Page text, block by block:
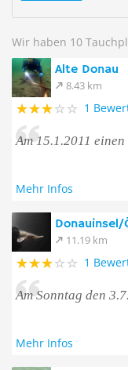
Wir haben 10
Alte Donau
8.43 km
1
Am 15.1.2011
Mehr Infos
11.19 km
1
Am Sonntag den
Mehr Infos